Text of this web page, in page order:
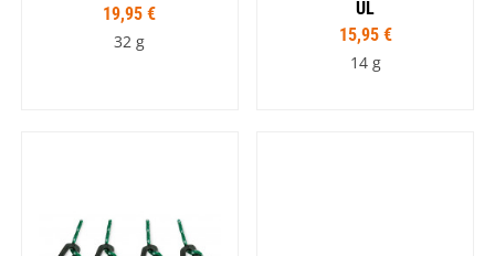
19,95 €
32 g
UL
15,95 €
14 g